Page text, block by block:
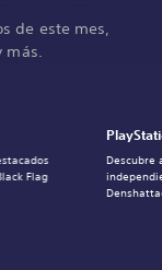
de este mes,
más.
Flag
Descubre